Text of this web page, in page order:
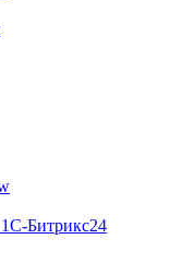
Битрикс24